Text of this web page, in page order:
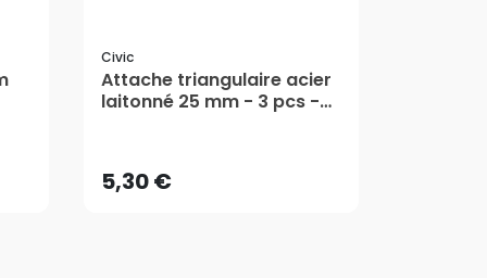
Civic
Attache triangulaire acier
laitonné 25 mm - 3 pcs -
5,30 €
5,30 €
AJOUTER AU PANIER